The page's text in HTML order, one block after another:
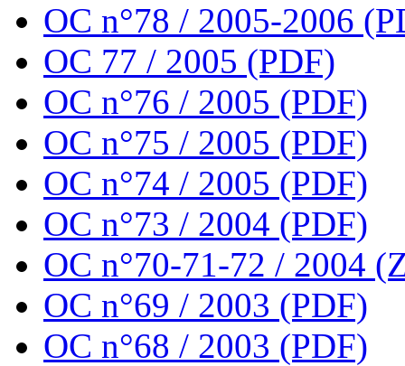
OC n°78 / 2005-2006
OC 77 / 2005 (PDF)
OC n°76 / 2005 (PDF)
OC n°75 / 2005 (PDF)
OC n°74 / 2005 (PDF)
OC n°73 / 2004 (PDF)
OC n°70-71-72 / 2004
OC n°69 / 2003 (PDF)
OC n°68 / 2003 (PDF)